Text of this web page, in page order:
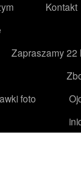
Kontakt
Zapraszamy22
foto